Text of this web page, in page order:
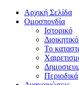
Αρχική Σελίδα
Ομοσπονδία
Ιστορικό
Το
Περιοδικά